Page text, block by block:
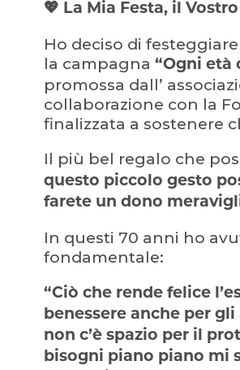
💖 La Mia Festa, il
Ho deciso di
la campagna “Ogni età
promossa dall’
collaborazione con la
finalizzata a sostenere
Il più bel regalo che
questo piccolo gesto
farete un dono
In questi 70 anni ho
fondamentale:
“Ciò che rende felice
benessere anche per
non c’è spazio per il
bisogni piano piano mi